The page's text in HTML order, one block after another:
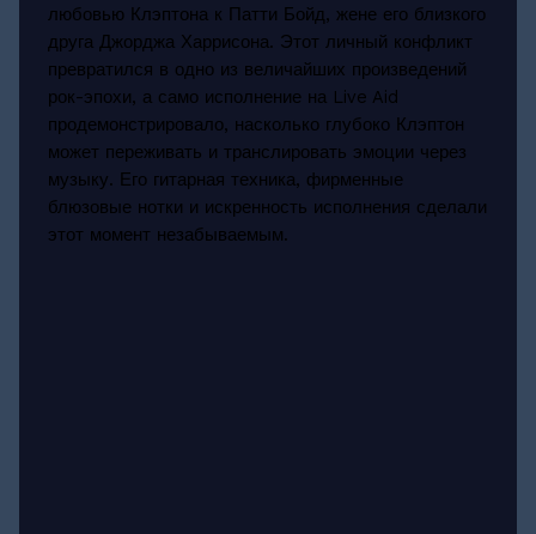
любовью Клэптона к Патти Бойд, жене его близкого
друга Джорджа Харрисона. Этот личный конфликт
превратился в одно из величайших произведений
рок-эпохи, а само исполнение на Live Aid
продемонстрировало, насколько глубоко Клэптон
может переживать и транслировать эмоции через
музыку. Его гитарная техника, фирменные
блюзовые нотки и искренность исполнения сделали
этот момент незабываемым.